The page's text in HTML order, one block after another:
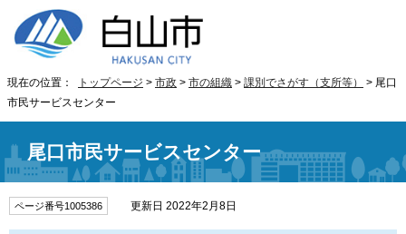
現在の位置： トップページ > 市政 > 市の組織 > 課別でさがす（支所等）
> 尾口
市民サービスセンター
尾口市民サービスセンター
ページ番号1005386 更新日 2022年2月8日